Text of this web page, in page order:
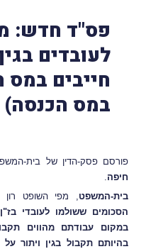
פס"ד חדש:
לעובדים
חייבים במס
במס הכנסה)
פורסם פסק-הדין של בית-
חיפה
בית-המשפט , מפי השופט רון
הסכומים ששולמו לעובדי
במקום עבודתם מהווים
בהיותם תקבול בגין ויתור